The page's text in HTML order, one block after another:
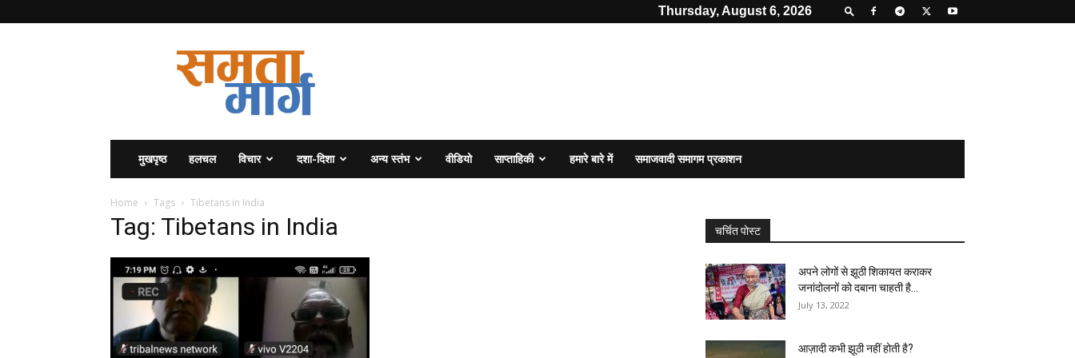
Thursday, August 6, 2026
मुखपृष्ठ हलचल विचार दशा-दिशा अन्य स्तंभ वीडियो साप्ताहिकी हमारे बारे में समाजवादी समागम प्रकाशन
Home Tags Tibetans in India
Tag: Tibetans in India चर्चित पोस्ट
अपने लोगों से झूठी शिकायत कराकर
जनांदोलनों को दबाना चाहती है...
July 13, 2022
आज़ादी कभी झूठी नहीं होती है?